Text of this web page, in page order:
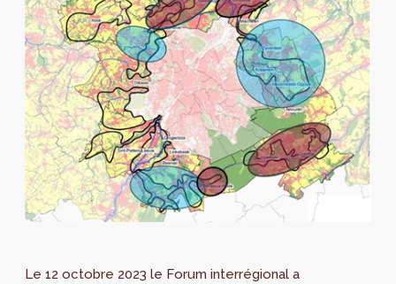
Le 12 octobre 2023 le Forum interrégional a